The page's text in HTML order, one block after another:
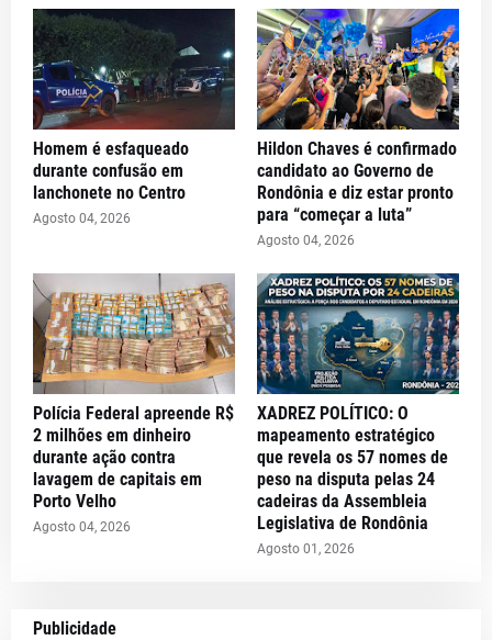
Homem é esfaqueado
durante confusão em
lanchonete no Centro
Agosto 04, 2026
Hildon Chaves é confirmado
candidato ao Governo de
Rondônia e diz estar pronto
para “começar a luta”
Agosto 04, 2026
Polícia Federal apreende R$
2 milhões em dinheiro
durante ação contra
lavagem de capitais em
Porto Velho
Agosto 04, 2026
XADREZ POLÍTICO: O
mapeamento estratégico
que revela os 57 nomes de
peso na disputa pelas 24
cadeiras da Assembleia
Legislativa de Rondônia
Agosto 01, 2026
Publicidade